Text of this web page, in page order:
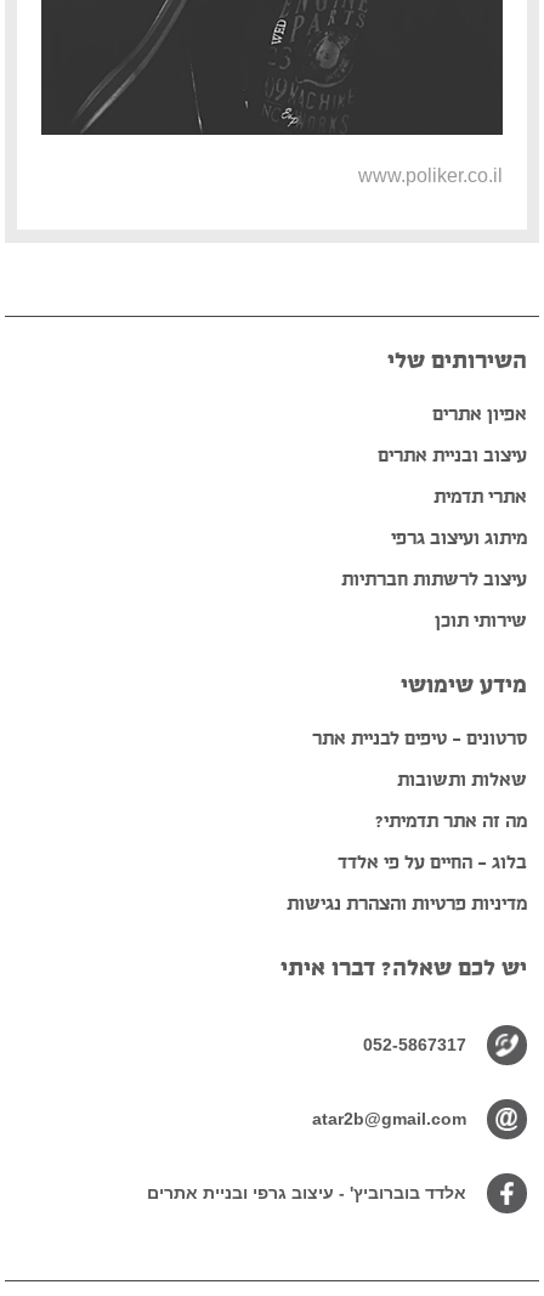
www.poliker.co.il
השירותים שלי
אפיון אתרים
עיצוב ובניית אתרים
אתרי תדמית
מיתוג ועיצוב גרפי
עיצוב לרשתות חברתיות
שירותי תוכן
מידע שימושי
סרטונים – טיפים לבניית אתר
שאלות ותשובות
מה זה אתר תדמיתי?
בלוג – החיים על פי אלדד
מדיניות פרטיות והצהרת נגישות
יש לכם שאלה? דברו איתי
052-5867317
atar2b@gmail.com
אלדד בוברוביץ' - עיצוב גרפי ובניית אתרים